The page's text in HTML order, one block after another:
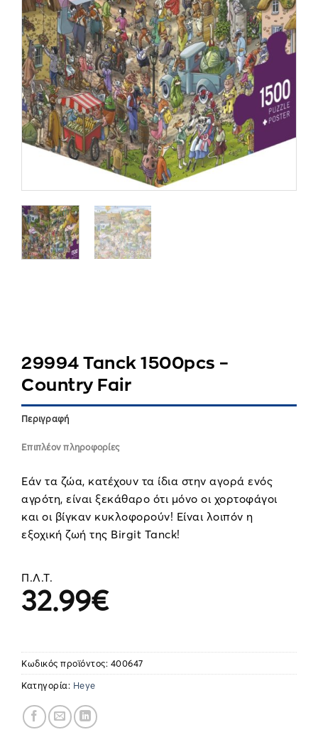
29994 Tanck 1500pcs –
Country Fair
Περιγραφή
Επιπλέον πληροφορίες
Εάν τα ζώα, κατέχουν τα ίδια στην αγορά ενός
αγρότη, είναι ξεκάθαρο ότι μόνο οι χορτοφάγοι
και οι βίγκαν κυκλοφορούν! Είναι λοιπόν η
εξοχική ζωή της Birgit Tanck!
Π.Λ.Τ.
32.99€
Κωδικός προϊόντος: 400647
Κατηγορία: Heye